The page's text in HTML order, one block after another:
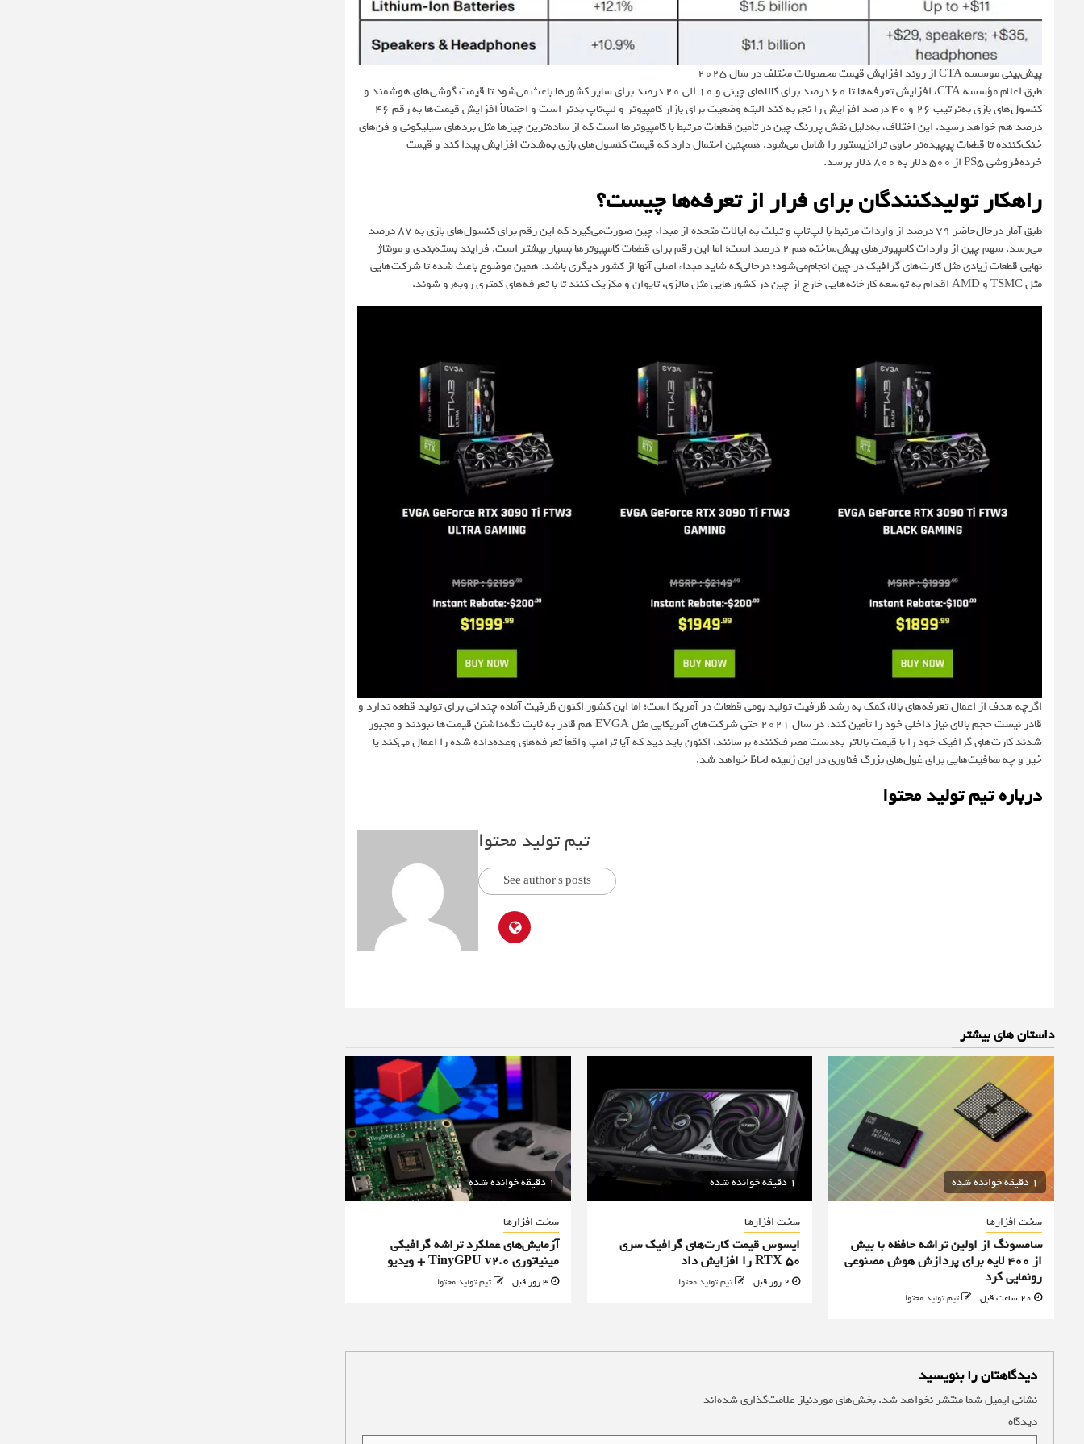
پیش‌بینی موسسه CTA از روند افزایش قیمت محصولات مختلف در سال ۲۰۲۵
طبق اعلام مؤسسه CTA، افزایش تعرفه‌ها تا ۶۰ درصد برای کالاهای چینی و ۱۰ الی ۲۰ درصد برای سایر کشورها باعث می‌شود تا قیمت گوشی‌های هوشمند و
کنسول‌های بازی به‌ترتیب ۲۶ و ۴۰ درصد افزایش را تجربه کند البته وضعیت برای بازار کامپیوتر و لپ‌تاپ بدتر است و احتمالاً افزایش قیمت‌ها به رقم ۴۶
درصد هم خواهد رسید. این اختلاف، به‌دلیل نقش پررنگ چین در تأمین قطعات مرتبط با کامپیوترها است که از ساده‌ترین چیزها مثل بردهای سیلیکونی و فن‌های
خنک‌کننده تا قطعات پیچیده‌تر حاوی ترانزیستور را شامل می‌شود. همچنین احتمال دارد که قیمت کنسول‌های بازی به‌شدت افزایش پیدا کند و قیمت
خرده‌فروشی PS5 از ۵۰۰ دلار به ۸۰۰ دلار برسد.
راهکار تولیدکنندگان برای فرار از تعرفه‌ها چیست؟
طبق آمار درحال‌حاضر ۷۹ درصد از واردات مرتبط با لپ‌تاپ و تبلت به ایالات متحده از مبداء چین صورت‌می‌گیرد که این رقم برای کنسول‌های بازی به ۸۷ درصد
می‌رسد. سهم چین از واردات کامپیوترهای پیش‌ساخته هم ۲ درصد است؛ اما این رقم برای قطعات کامپیوترها بسیار بیشتر است. فرایند بسته‌بندی و مونتاژ
نهایی قطعات زیادی مثل کارت‌های گرافیک در چین انجام‌می‌شود؛ درحالی‌که شاید مبداء اصلی آنها از کشور دیگری باشد. همین موضوع باعث شده تا شرکت‌هایی
مثل TSMC و AMD اقدام به توسعه کارخانه‌هایی خارج از چین در کشورهایی مثل مالزی، تایوان و مکزیک کنند تا با تعرفه‌های کمتری روبه‌رو شوند.
اگرچه هدف از اعمال تعرفه‌های بالا، کمک به رشد ظرفیت تولید بومی قطعات در آمریکا است؛ اما این کشور اکنون ظرفیت آماده چندانی برای تولید قطعه ندارد و
قادر نیست حجم بالای نیاز داخلی خود را تأمین کند. در سال ۲۰۲۱ حتی شرکت‌های آمریکایی مثل EVGA هم قادر به ثابت نگه‌داشتن قیمت‌ها نبودند و مجبور
شدند کارت‌های گرافیک خود را با قیمت بالاتر به‌دست مصرف‌کننده برسانند. اکنون باید دید که آیا ترامپ واقعاً تعرفه‌های وعده‌داده شده را اعمال می‌کند یا
خیر و چه معافیت‌هایی برای غول‌های بزرگ فناوری در این زمینه لحاظ خواهد شد.
درباره تیم تولید محتوا
تیم تولید محتوا
See author's posts
داستان های بیشتر
1 دقیقه خوانده شده
سخت افزارها
سامسونگ از اولین تراشه حافظه با بیش
از ۴۰۰ لایه برای پردازش هوش مصنوعی
رونمایی کرد
تیم تولید محتوا
1 دقیقه خوانده شده
سخت افزارها
ایسوس قیمت کارت‌های گرافیک سری
RTX 50 را افزایش داد
2 روز قبل تیم تولید محتوا
1 دقیقه خوانده شده
سخت افزارها
آزمایش‌های عملکرد تراشه گرافیکی
مینیاتوری TinyGPU v2.0 + ویدیو
3 روز قبل تیم تولید محتوا
دیدگاهتان را بنویسید
نشانی ایمیل شما منتشر نخواهد شد.بخش‌های موردنیاز علامت‌گذاری شده‌اند
دیدگاه